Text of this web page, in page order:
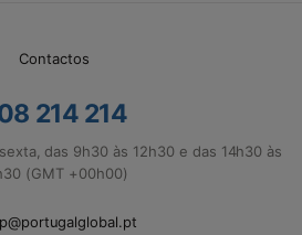
Contactos
214 214
das 9h30 às 12h30 e das 14h30 às
(GMT +00h00)